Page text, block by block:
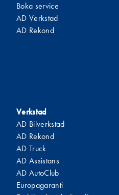
Boka service
AD Verkstad
AD Rekond
Verkstad
AD Bilverkstad
AD Rekond
AD Truck
AD Assistans
AD AutoClub
Europagaranti